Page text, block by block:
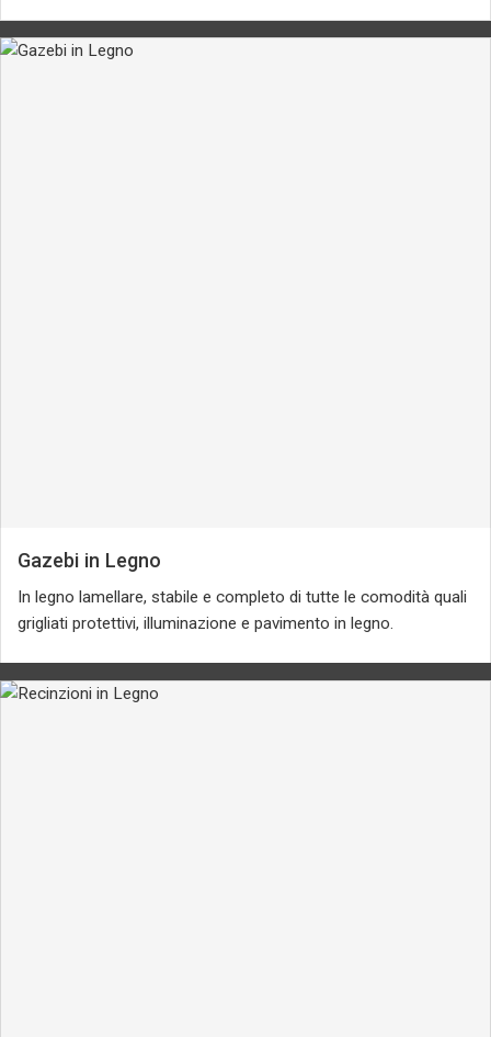
Gazebi in Legno
In legno lamellare, stabile e completo di tutte le comodità quali
grigliati protettivi, illuminazione e pavimento in legno.